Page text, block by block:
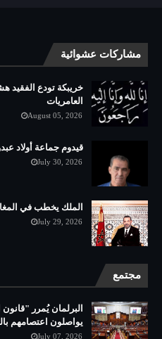
مشاركات عشوائية
خريبكة تودع الفقيد
العامريات
August 05, 2026
قيدوم جماعة أولاد
July 30, 2026
الملك يخطب في
July 29, 2026
مجتمع
البرلمان يُمرر
يواصلون اعتصامهم
July 07, 2026